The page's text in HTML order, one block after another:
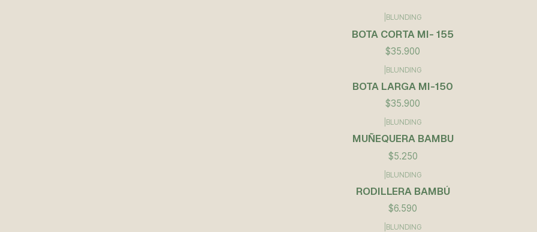
BLUNDING
BOTA CORTA MI- 155
$35.900
BLUNDING
BOTA LARGA MI-150
$35.900
BLUNDING
MUÑEQUERA BAMBU
$5.250
BLUNDING
RODILLERA BAMBÚ
$6.590
BLUNDING